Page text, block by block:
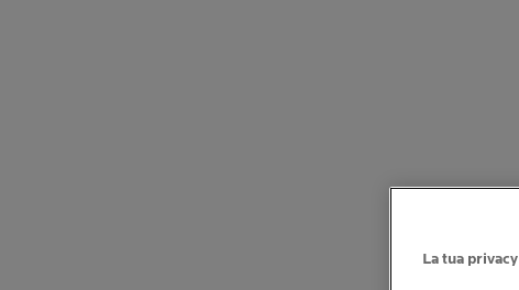
La tua privacy